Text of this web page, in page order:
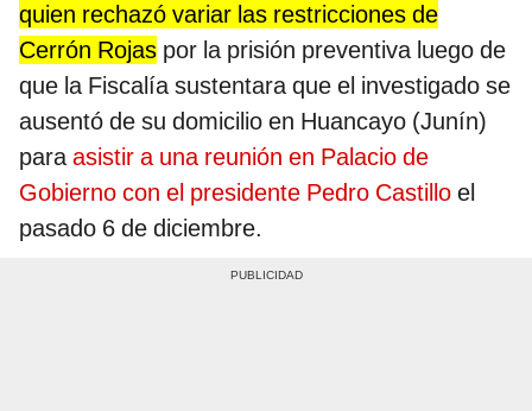
quien rechazó variar las restricciones de
Cerrón Rojas por la prisión preventiva luego de
que la Fiscalía sustentara que el investigado se
ausentó de su domicilio en Huancayo (Junín)
paraasistir a una reunión en Palacio de
Gobierno con el presidente Pedro Castillo el
pasado 6 de diciembre.